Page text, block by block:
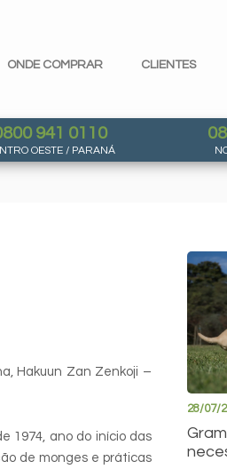
ONDE COMPRAR CLIENTES
941 0110
OESTE / PARANÁ
Hakuun Zan Zenkoji –
1974, ano do início das
de monges e práticas
28/07/